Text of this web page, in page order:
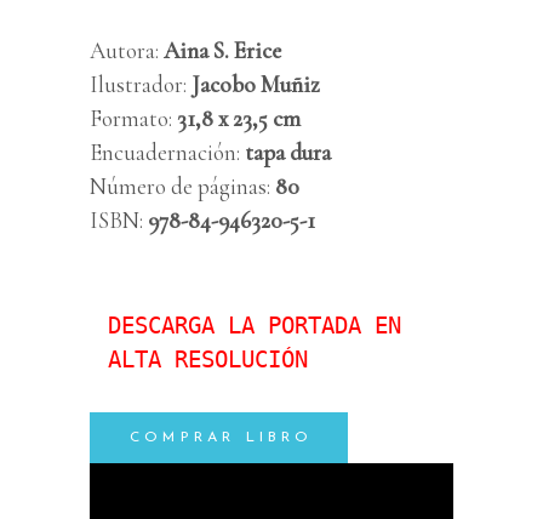
Autora: Aina S. Erice
Ilustrador: Jacobo Muñiz
Formato: 31,8 x 23,5 cm
Encuadernación: tapa dura
Número de páginas: 80
ISBN: 978-84-946320-5-1
DESCARGA LA PORTADA EN
ALTA RESOLUCIÓN
COMPRAR LIBRO